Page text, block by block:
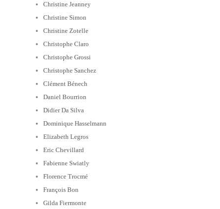
Christine Jeanney
Christine Simon
Christine Zotelle
Christophe Claro
Christophe Grossi
Christophe Sanchez
Clément Bénech
Daniel Bourrion
Didier Da Silva
Dominique Hasselmann
Elizabeth Legros
Eric Chevillard
Fabienne Swiatly
Florence Trocmé
François Bon
Gilda Fiermonte